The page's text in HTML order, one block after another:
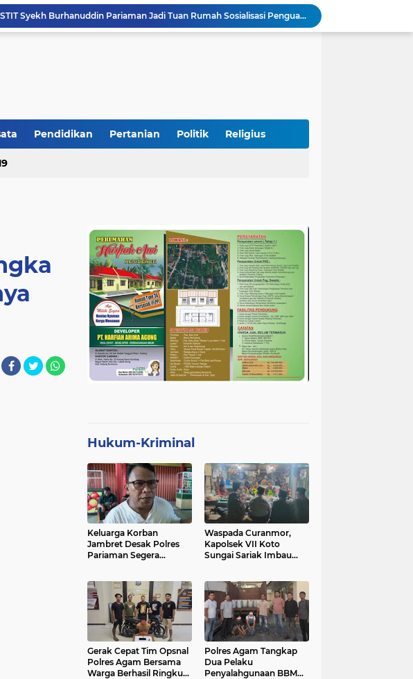
STIT Syekh Burhanuddin Pariaman Jadi Tuan Rumah Sosialisasi Penguatan Ideologi Pancasila Bersama BPIP dan DPR RI
Peduli Bencana, Unisbar Berkolaborasi dengan Pariaman Women Power Salurkan Bantuan untuk Korban Banjir di Padang
Berhasil Selamatkan Satu Warga Yang Terjebak Saat Kebakaran
Sekretaris KKP Serahkan Bantuan Excavator Untuk Pelaku Usaha Perikanan
Pendidikan Pertanian Politik Religius
Hukum-Kriminal
Keluarga Korban
Jambret Desak Polres
Pariaman Segera
Waspada Curanmor,
Kapolsek VII Koto
Sungai Sariak Imbau
Gerak Cepat Tim Opsnal
Polres Agam Bersama
Warga Berhasil Ringkus
Polres Agam Tangkap
Dua Pelaku
Penyalahgunaan BBM